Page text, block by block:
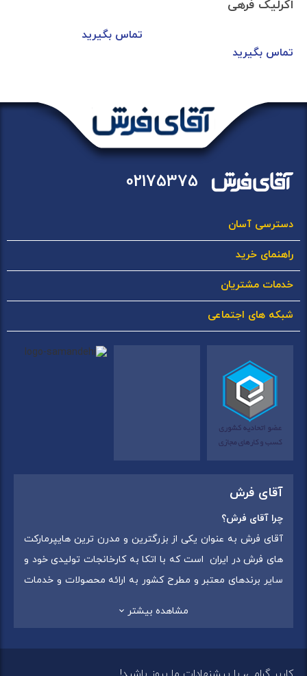
اکرلیک فرهی
تماس بگیرید
تماس بگیرید
02175375
دسترسی آسان
راهنمای خرید
خدمات مشتریان
شبکه های اجتماعی
آقای فرش
چرا آقای فرش؟
آقای فرش به عنوان یکی از بزرگترین و مدرن ترین هایپرمارکت
های فرش در ایران است که با اتکا به کارخانجات تولیدی خود و
سایر برندهای معتبر و مطرح کشور به ارائه محصولات و خدمات
مشاهده بیشتر